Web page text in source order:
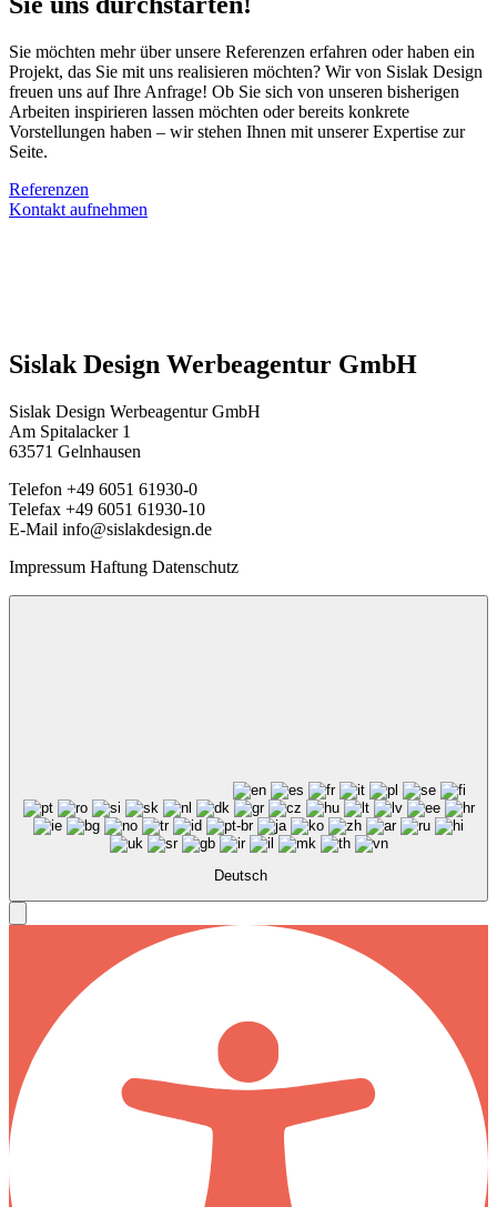
Sie möchten mehr über unsere Referenzen erfahren oder haben ein
Projekt, das Sie mit uns realisieren möchten? Wir von Sislak Design
freuen uns auf Ihre Anfrage! Ob Sie sich von unseren bisherigen
Arbeiten inspirieren lassen möchten oder bereits konkrete
Vorstellungen haben – wir stehen Ihnen mit unserer Expertise zur
Seite.
Referenzen
Kontakt aufnehmen
Sislak Design Werbeagentur GmbH
Sislak Design Werbeagentur GmbH
Am Spitalacker 1
63571 Gelnhausen
Telefon +49 6051 61930-0
Telefax +49 6051 61930-10
E-Mail info@sislakdesign.de
Impressum Haftung Datenschutz
Deutsch